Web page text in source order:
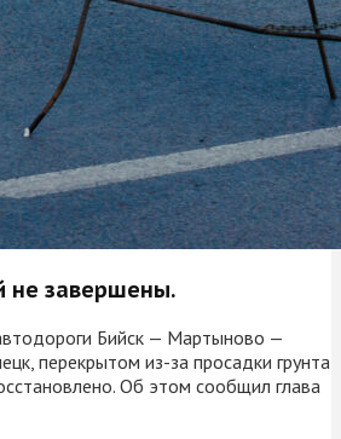
не завершены.
Бийск — Мартыново —
перекрытом из-за просадки грунта
Об этом сообщил глава